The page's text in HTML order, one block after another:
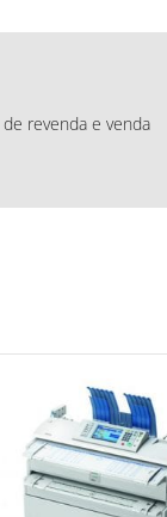
revenda e venda